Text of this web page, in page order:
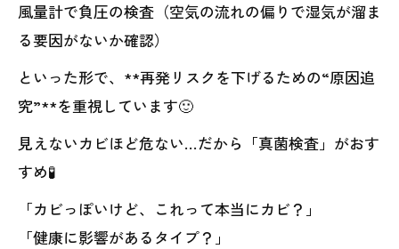
風量計で負圧の検査（空気の流れの偏りで湿気が溜ま
る要因がないか確認）
といった形で、**再発リスクを下げるための“原因追
究”**を重視しています🙂
見えないカビほど危ない…だから「真菌検査」がおす
すめ🧪
「カビっぽいけど、これって本当にカビ？」
「健康に影響があるタイプ？」